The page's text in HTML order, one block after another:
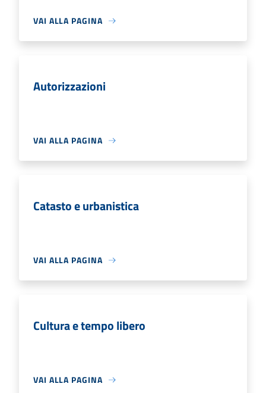
VAI ALLA PAGINA
Autorizzazioni
VAI ALLA PAGINA
Catasto e urbanistica
VAI ALLA PAGINA
Cultura e tempo libero
VAI ALLA PAGINA